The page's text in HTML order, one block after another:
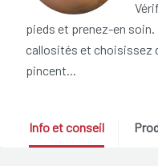
pieds et prenez-en
callosités et choisissez
pincent...
Info et conseil